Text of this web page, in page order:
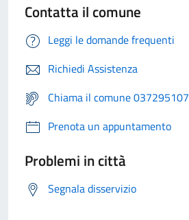
Contatta il comune
Leggi le domande frequenti
Richiedi Assistenza
Chiama il comune 037295107
Prenota un appuntamento
Problemi in città
Segnala disservizio